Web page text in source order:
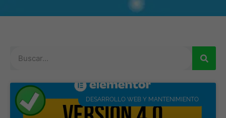
DESARROLLO WEB Y MANTENIMIENTO